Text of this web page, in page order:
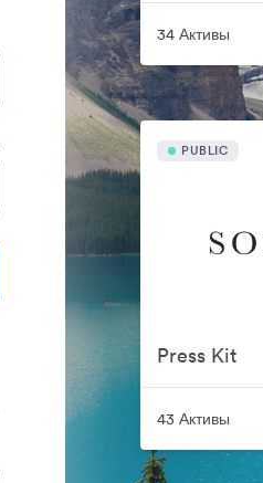
34 Активы
PUBLIC
Press Kit
43 Активы